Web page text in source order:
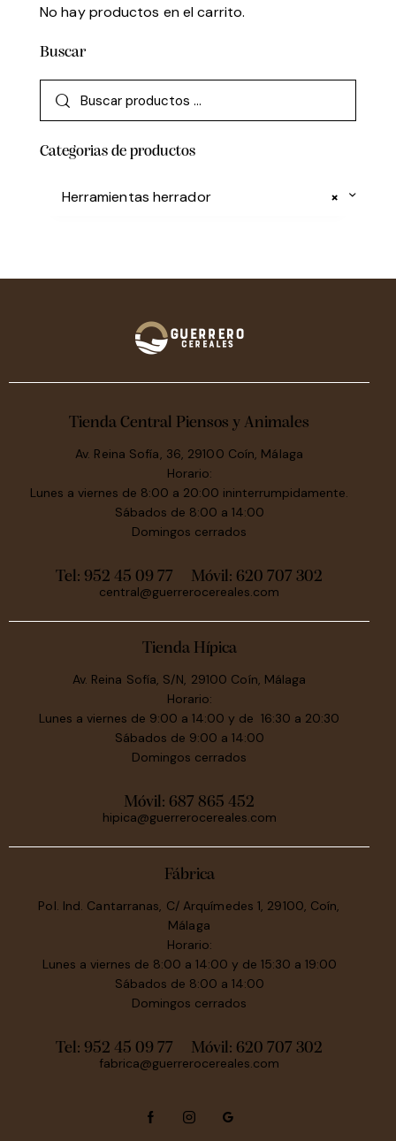
No hay productos en el carrito.
Buscar
Categorias de productos
×
Herramientas herrador
Tienda Central Piensos y Animales
Av. Reina Sofía, 36, 29100 Coín, Málaga
Horario:
Lunes a viernes de 8:00 a 20:00 ininterrumpidamente.
Sábados de 8:00 a 14:00
Domingos cerrados
Tel: 952 45 09 77 Móvil: 620 707 302
central@guerrerocereales.com
Tienda Hípica
Av. Reina Sofía, S/N, 29100 Coín, Málaga
Horario:
Lunes a viernes de 9:00 a 14:00 y de 16:30 a 20:30
Sábados de 9:00 a 14:00
Domingos cerrados
Móvil: 687 865 452
hipica@guerrerocereales.com
Fábrica
Pol. Ind. Cantarranas, C/ Arquímedes 1, 29100, Coín,
Málaga
Horario:
Lunes a viernes de 8:00 a 14:00 y de 15:30 a 19:00
Sábados de 8:00 a 14:00
Domingos cerrados
Tel: 952 45 09 77 Móvil: 620 707 302
fabrica@guerrerocereales.com